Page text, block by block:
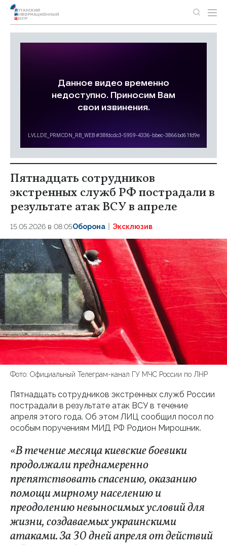
Пятнадцать сотрудников
экстренных служб РФ пострадали в
результате атак ВСУ в апреле
15.05.2026 в 08:05Оборона Эксклюзив
Фото: Официальный Телеграм-канал ГУ МЧС России по ЛНР
Пятнадцать сотрудников экстренных служб России
пострадали в результате атак ВСУ в течение
апреля этого года. Об этом ЛИЦ сообщил посол по
особым поручениям МИД РФ Родион Мирошник.
«В течение месяца киевские боевики
продолжали преднамеренно
препятствовать спасению, оказанию
помощи мирному населению и
преодолению невыносимых условий для
жизни, создаваемых украинскими
атаками. За 30 дней апреля от действий